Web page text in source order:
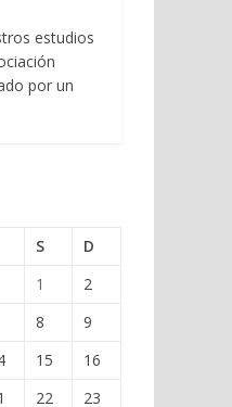
estudios
por un
S
D
1
2
8
9
15
16
22
23